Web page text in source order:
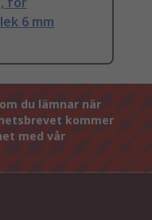
6 mm
du lämnar när
kommer
med vår